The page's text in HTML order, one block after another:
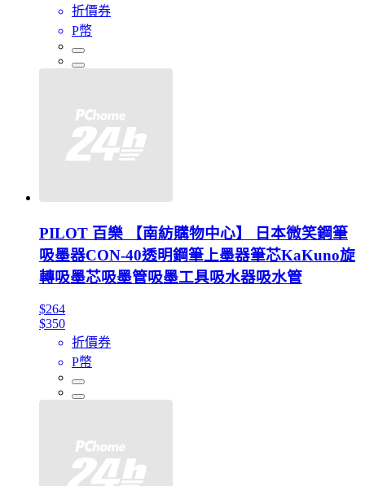
折價券
P幣
PILOT 百樂 【南紡購物中心】 日本微笑鋼筆
吸墨器CON-40透明鋼筆上墨器筆芯KaKuno旋
轉吸墨芯吸墨管吸墨工具吸水器吸水管
$264
$350
折價券
P幣